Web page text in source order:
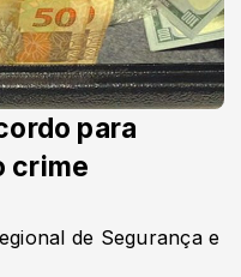
para
crime
de Segurança e